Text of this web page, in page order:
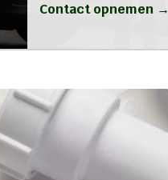
Contact opnemen →